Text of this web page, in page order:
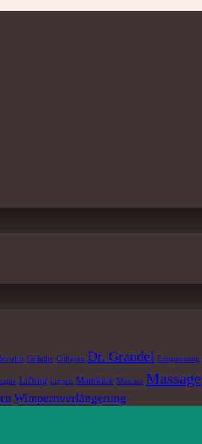
Cellulite Collagen Dr. Grandel Entspannung
Lifting Lippen Maniküre Mascara Massage
Wimpernverlängerung